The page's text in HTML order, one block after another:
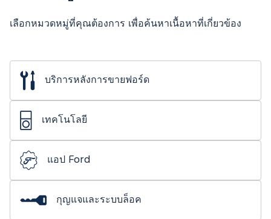
เลือกหมวดหมู่ที่คุณต้องการ เพื่อค้นหาเนื้อหาที่เกี่ยวข้อง
บริการหลังการขายฟอร์ด
เทคโนโลยี
แอป Ford
กุญแจและระบบล็อค